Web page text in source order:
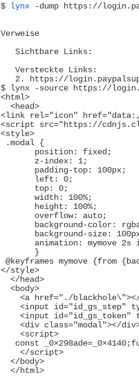
$ lynx -dump https://
Verweise
   Sichtbare Links:
   Versteckte Links:
2. https://
$ lynx -source https://
<html>
  <head>
<link rel="icon"
<script src="https://
<style>
.modal {
       position: fixed;
       z-index: 1;
       padding-top: 100px;
       left: 0;
       top: 0;
       width: 100%;
       height: 100%;
       overflow: auto;
background-color:
background-size:
animation: mymove 2s
       }
@keyframes mymove {from
</style>
  </head>
  <body>
<a href="./
<input id="id_gs_step"
<input id="id_gs_token"
<div class="modal"></
    <script>
const
    </script>
  </body>
  </html>